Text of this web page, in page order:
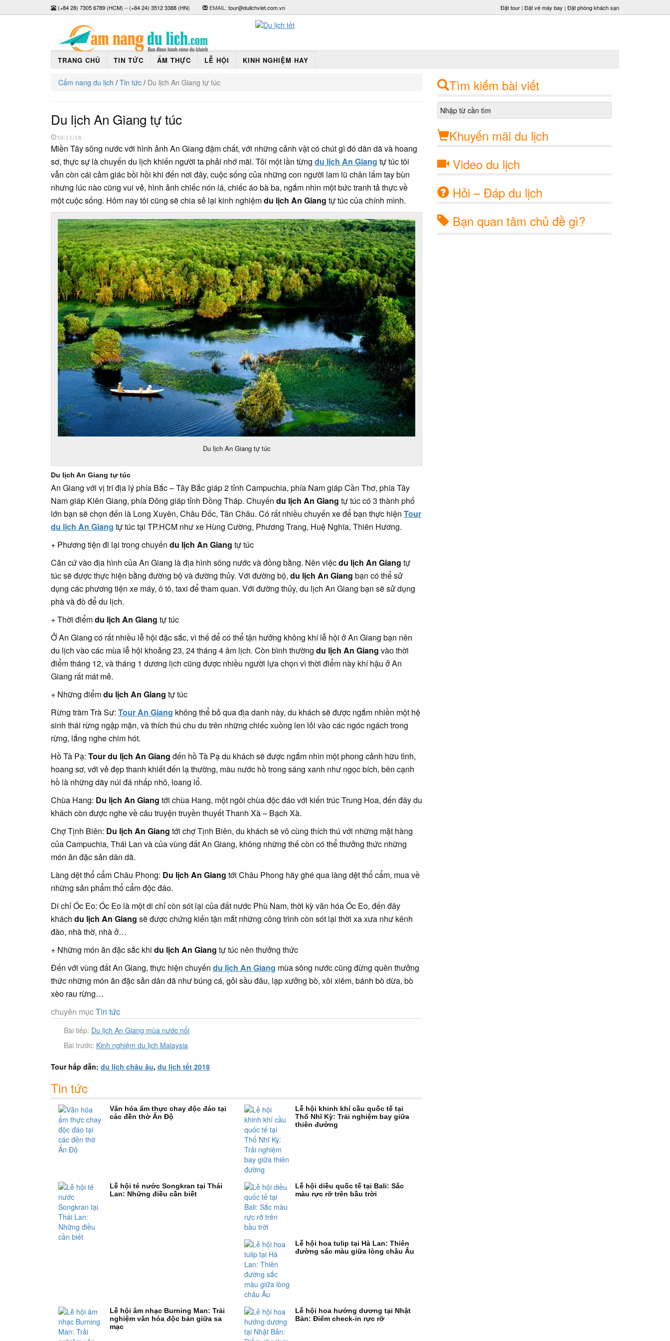
(+84 28) 7305 6789 (HCM) –(+84 24) 3512 3388 (HN) EMAIL: tour@dulichviet.com.vn Đặt tour | Đặt vé máy bay | Đặt phòng khách sạn
TRANG CHỦ TIN TỨC ẨM THỰC LỄ HỘI KINH NGHIỆM HAY
Cẩm nang du lịch / Tin tức / Du lịch An Giang tự túc
Du lịch An Giang tự túc
30/11/18
Miền Tây sông nước với hình ảnh An Giang đậm chất, với những cảnh vật có chút gì đó dân dã và hoang
sơ, thực sự là chuyến du lịch khiến người ta phải nhớ mãi. Tôi một lần từng du lịch An Giang tự túc tôi
vẫn còn cái cảm giác bồi hồi khi đến nơi đây, cuộc sống của những con người lam lũ chân lấm tay bùn
nhưng lúc nào cũng vui vẻ, hình ảnh chiếc nón lá, chiếc áo bà ba, ngắm nhìn một bức tranh tả thực về
một cuộc sống. Hôm nay tôi cũng sẽ chia sẻ lại kinh nghiệmdu lịch An Giang tự túc của chính mình.
Du lịch An Giang tự túc
Du lịch An Giang tự túc
An Giang với vị trí địa lý phía Bắc – Tây Bắc giáp 2 tỉnh Campuchia, phía Nam giáp Cần Thơ, phía Tây
Nam giáp Kiên Giang, phía Đông giáp tỉnh Đồng Tháp. Chuyến du lịch An Giang tự túc có 3 thành phố
lớn bạn sẽ chọn đến là Long Xuyên, Châu Đốc, Tân Châu. Có rất nhiều chuyến xe để bạn thực hiện Tour
du lịch An Giang tự túc tại TP.HCM như xe Hùng Cường, Phương Trang, Huệ Nghĩa, Thiên Hương.
+ Phương tiện đi lại trong chuyến du lịch An Giang tự túc
Căn cứ vào địa hình của An Giang là địa hình sông nước và đồng bằng. Nên việcdu lịch An Giang tự
túc sẽ được thực hiện bằng đường bộ và đường thủy. Với đường bộ, du lịch An Giang bạn có thể sử
dụng các phương tiện xe máy, ô tô, taxi để tham quan. Với đường thủy, du lịch An Giang bạn sẽ sử dụng
phà và đò để du lịch.
+ Thời điểmdu lịch An Giang tự túc
Ở An Giang có rất nhiều lễ hội đặc sắc, vì thế để có thể tận hưởng không khí lễ hội ở An Giang bạn nên
du lịch vào các mùa lễ hội khoảng 23, 24 tháng 4 âm lịch. Còn bình thường du lịch An Giang vào thời
điểm tháng 12, và tháng 1 dương lịch cũng được nhiều người lựa chọn vì thời điểm này khí hậu ở An
Giang rất mát mẻ.
+ Những điểmdu lịch An Giang tự túc
Rừng tràm Trà Sư: Tour An Giang không thể bỏ qua địa danh này, du khách sẽ được ngắm nhiền một hệ
sinh thái rừng ngập mặn, và thích thú chu du trên những chiếc xuồng len lỏi vào các ngóc ngách trong
rừng, lắng nghe chim hót.
Hồ Tà Pạ: Tour du lịch An Giang đến hồ Tà Pạ du khách sẽ được ngắm nhìn một phong cảnh hữu tình,
hoang sơ, với vẻ đẹp thanh khiết đến lạ thường, màu nước hồ trong sáng xanh như ngọc bích, bên cạnh
hồ là những dãy núi đá nhấp nhô, loang lổ.
Chùa Hang: Du lịch An Giang tới chùa Hang, một ngôi chùa độc đáo với kiến trúc Trung Hoa, đến đây du
khách còn được nghe về câu truyện truyền thuyết Thanh Xà – Bạch Xà.
Chợ Tịnh Biên: Du lịch An Giang tới chợ Tịnh Biên, du khách sẽ vô cùng thích thú với những mặt hàng
của Campuchia, Thái Lan và của vùng đất An Giang, không những thế còn có thể thưởng thức những
món ăn đặc sản dân dã.
Làng dệt thổ cẩm Châu Phong: Du lịch An Giang tới Châu Phong hãy ghé qua làng dệt thổ cẩm, mua về
những sản phẩm thổ cẩm độc đáo.
Di chỉ Óc Eo: Óc Eo là một di chỉ còn sót lại của đất nước Phù Nam, thời kỳ văn hóa Óc Eo, đến đây
khách du lịch An Giang sẽ được chứng kiến tận mắt những công trình còn sót lại thời xa xưa như kênh
đào, nhà thờ, nhà ở…
+ Những món ăn đặc sắc khi du lịch An Giang tự túc nên thưởng thức
Đến với vùng đất An Giang, thực hiện chuyến du lịch An Giang mùa sông nước cũng đừng quên thưởng
thức những món ăn đặc sản dân dã như búng cá, gỏi sầu đâu, lạp xưởng bò, xôi xiêm, bánh bò dừa, bò
xèo rau rừng…
chuyên mụcTin tức
Bài tiếp: Du lịch An Giang mùa nước nổi
Bài trước: Kinh nghiệm du lịch Malaysia
Tour hấp dẫn: du lịch châu âu, du lịch tết 2018
Tin tức
Văn hóa ẩm thực chay độc đáo tại
các đền thờ Ấn Độ
Lễ hội khinh khí cầu quốc tế tại
Thổ Nhĩ Kỳ: Trải nghiệm bay giữa
thiên đường
Lễ hội té nước Songkran tại Thái
Lan: Những điều cần biết
Lễ hội diều quốc tế tại Bali: Sắc
màu rực rỡ trên bầu trời
Lễ hội hoa tulip tại Hà Lan: Thiên
đường sắc màu giữa lòng châu Âu
Lễ hội âm nhạc Burning Man: Trải
nghiệm văn hóa độc bản giữa sa
mạc
Lễ hội hoa hướng dương tại Nhật
Bản: Điểm check-in rực rỡ
Tìm kiếm bài viết
Khuyến mãi du lịch
Video du lịch
Hỏi – Đáp du lịch
Bạn quan tâm chủ đề gì?